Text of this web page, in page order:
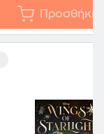
Προσθήκη